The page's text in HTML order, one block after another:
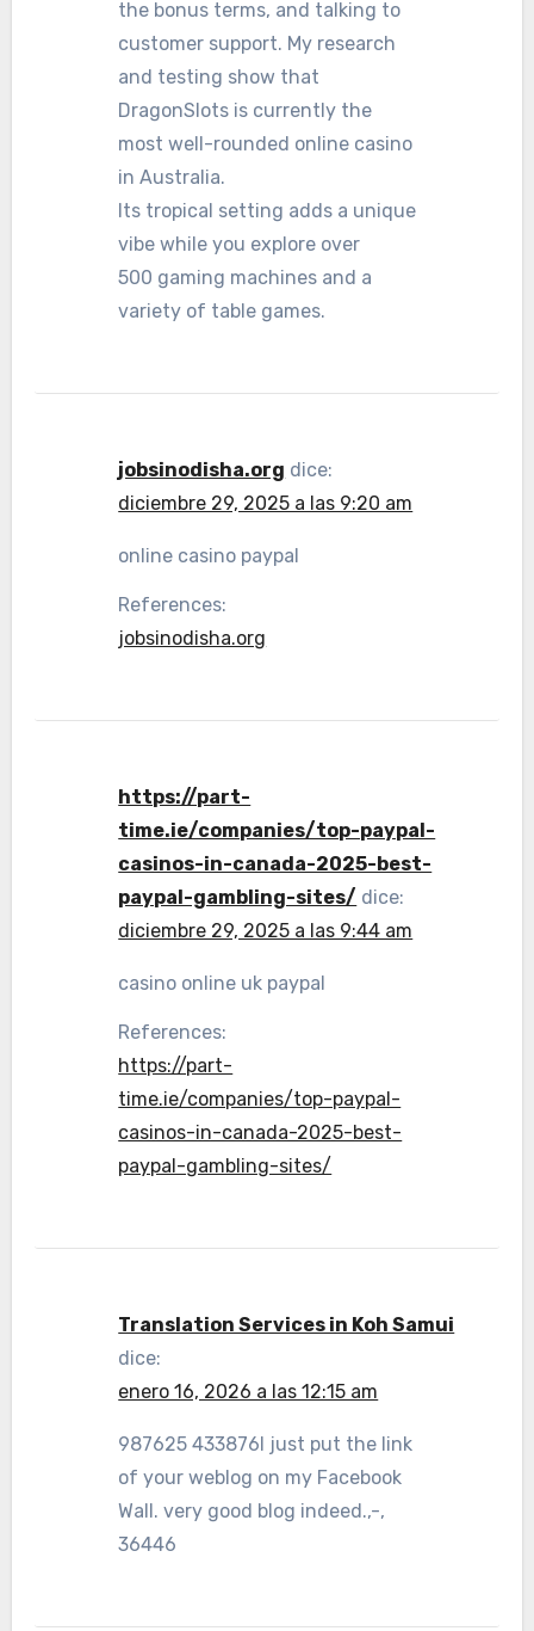
the bonus terms, and talking to
customer support. My research
and testing show that
DragonSlots is currently the
most well-rounded online casino
in Australia.
Its tropical setting adds a unique
vibe while you explore over
500 gaming machines and a
variety of table games.
jobsinodisha.org dice:
diciembre 29, 2025 a las 9:20 am
online casino paypal
References:
jobsinodisha.org
https://part-
time.ie/companies/top-paypal-
casinos-in-canada-2025-best-
paypal-gambling-sites/ dice:
diciembre 29, 2025 a las 9:44 am
casino online uk paypal
References:
https://part-
time.ie/companies/top-paypal-
casinos-in-canada-2025-best-
paypal-gambling-sites/
Translation Services in Koh Samui
dice:
enero 16, 2026 a las 12:15 am
987625 433876I just put the link
of your weblog on my Facebook
Wall. very good blog indeed.,-,
36446